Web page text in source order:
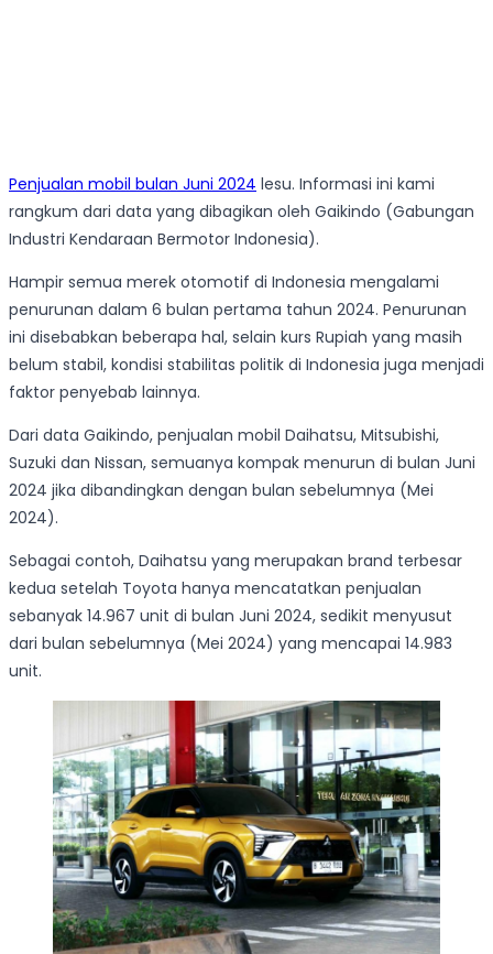
Penjualan mobil bulan Juni 2024 lesu. Informasi ini kami
rangkum dari data yang dibagikan oleh Gaikindo (Gabungan
Industri Kendaraan Bermotor Indonesia).
Hampir semua merek otomotif di Indonesia mengalami
penurunan dalam 6 bulan pertama tahun 2024. Penurunan
ini disebabkan beberapa hal, selain kurs Rupiah yang masih
belum stabil, kondisi stabilitas politik di Indonesia juga menjadi
faktor penyebab lainnya.
Dari data Gaikindo, penjualan mobil Daihatsu, Mitsubishi,
Suzuki dan Nissan, semuanya kompak menurun di bulan Juni
2024 jika dibandingkan dengan bulan sebelumnya (Mei
2024).
Sebagai contoh, Daihatsu yang merupakan brand terbesar
kedua setelah Toyota hanya mencatatkan penjualan
sebanyak 14.967 unit di bulan Juni 2024, sedikit menyusut
dari bulan sebelumnya (Mei 2024) yang mencapai 14.983
unit.